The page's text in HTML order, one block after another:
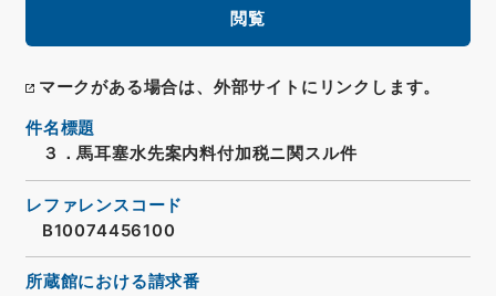
閲覧
マークがある場合は、外部サイトにリンクします。
件名標題
３．馬耳塞水先案内料付加税ニ関スル件
レファレンスコード
B10074456100
所蔵館における請求番